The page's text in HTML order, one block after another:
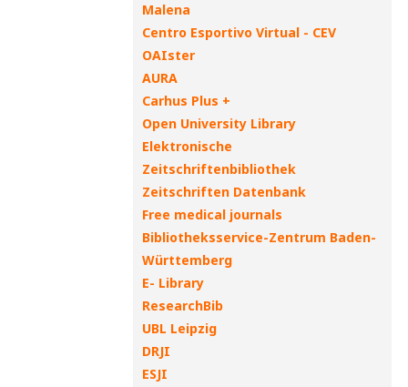
Malena
Centro Esportivo Virtual - CEV
OAIster
AURA
Carhus Plus +
Open University Library
Elektronische
Zeitschriftenbibliothek
Zeitschriften Datenbank
Free medical journals
Bibliotheksservice-Zentrum Baden-
Württemberg
E- Library
ResearchBib
UBL Leipzig
DRJI
ESJI